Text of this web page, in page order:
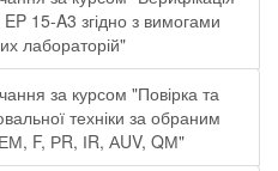
15-A3 згідно з вимогами
лабораторій"
за курсом "Повірка та
техніки за обраним
F, РR, ІR, АUV, QМ"